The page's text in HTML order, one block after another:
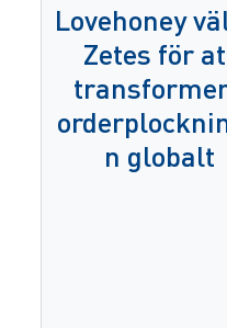
Lovehoney
Zetes för
n globalt